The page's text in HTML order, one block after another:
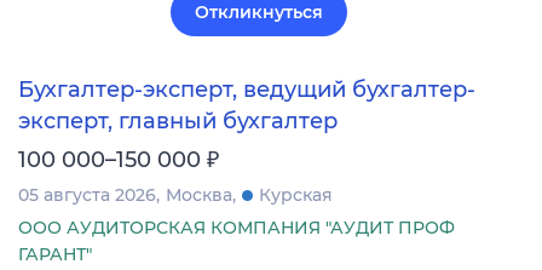
Откликнуться
Бухгалтер-эксперт, ведущий бухгалтер-
эксперт, главный бухгалтер
100 000–150 000 ₽
05 августа 2026 Москва
Курская
ООО АУДИТОРСКАЯ КОМПАНИЯ "АУДИТ ПРОФ
ГАРАНТ"